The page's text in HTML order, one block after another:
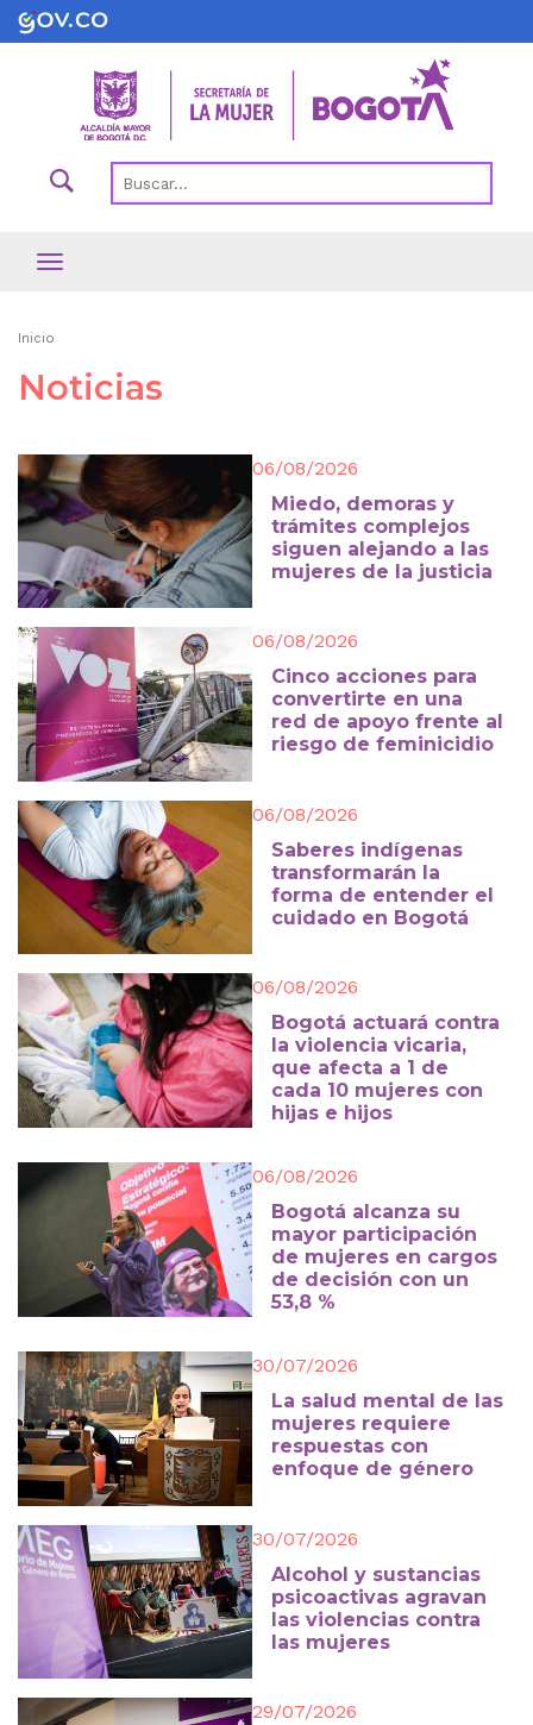
Pasar
al
Ruta
de
Inicio
Noticias
06/08/2026
Miedo, demoras y
trámites complejos
siguen alejando a las
mujeres de la justicia
06/08/2026
Cinco acciones para
convertirte en una
red de apoyo frente al
riesgo de feminicidio
06/08/2026
Saberes indígenas
transformarán la
forma de entender el
cuidado en Bogotá
06/08/2026
Bogotá actuará contra
la violencia vicaria,
que afecta a 1 de
cada 10 mujeres con
hijas e hijos
06/08/2026
Bogotá alcanza su
mayor participación
de mujeres en cargos
de decisión con un
53,8 %
30/07/2026
La salud mental de las
mujeres requiere
respuestas con
enfoque de género
30/07/2026
Alcohol y sustancias
psicoactivas agravan
las violencias contra
las mujeres
29/07/2026